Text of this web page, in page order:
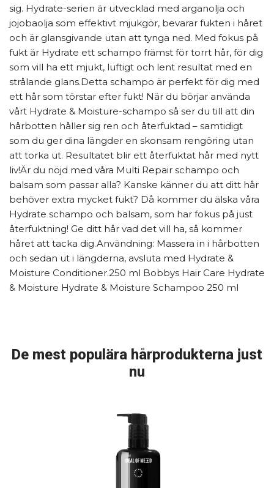
sig. Hydrate-serien är utvecklad med arganolja och
jojobaolja som effektivt mjukgör, bevarar fukten i håret
och är glansgivande utan att tynga ned. Med fokus på
fukt är Hydrate ett schampo främst för torrt hår, för dig
som vill ha ett mjukt, luftigt och lent resultat med en
strålande glans.Detta schampo är perfekt för dig med
ett hår som törstar efter fukt! När du börjar använda
vårt Hydrate & Moisture-schampo så ser du till att din
hårbotten håller sig ren och återfuktad – samtidigt
som du ger dina längder en skonsam rengöring utan
att torka ut. Resultatet blir ett återfuktat hår med nytt
liv!Är du nöjd med våra Multi Repair schampo och
balsam som passar alla? Kanske känner du att ditt hår
behöver extra mycket fukt? Då kommer du älska våra
Hydrate schampo och balsam, som har fokus på just
återfuktning! Ge ditt hår vad det vill ha, så kommer
håret att tacka dig.Användning: Massera in i hårbotten
och sedan ut i längderna, avsluta med Hydrate &
Moisture Conditioner.250 ml Bobbys Hair Care Hydrate
& Moisture Hydrate & Moisture Schampoo 250 ml
De mest populära hårprodukterna just
nu